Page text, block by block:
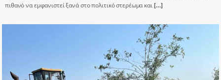
πιθανό να εμφανιστεί ξανά στο πολιτικό στερέωμα και[…]